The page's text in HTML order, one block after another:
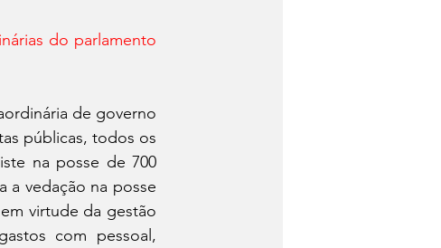
do parlamento
de governo
públicas, todos os
na posse de 700
a vedação na posse
virtude da gestão
com pessoal,